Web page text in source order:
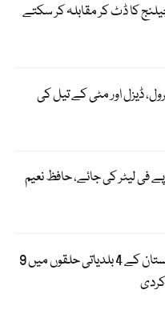
کا ڈٹ کر مقابلہ کر سکتے
ڈیزل اور مٹی کے تیل کی
کی قیمت 228 روپے فی لیٹر کی جائے، حافظ نعیم
الیکشن کمیشن نے بلوچستان کے 4 بلدیاتی حلقوں میں 9